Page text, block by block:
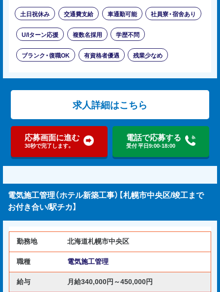
土日祝休み 交通費支給 車通勤可能 社員寮・宿舍あり
U/Iターン応援 複数名採用 学歴不問
ブランク・復職OK 有資格者優遇 残業少なめ
求人詳細はこちら
応募画面に進む
30秒で完了します。
電話で応募する
受付 平日9:00-18:00
電気施工管理（ホテル新築工事）【札幌市中央区/竣工まで
お付き合い/駅チカ】
勤務地 北海道札幌市中央区
職種 電気施工管理
給与 月給340,000円～450,000円